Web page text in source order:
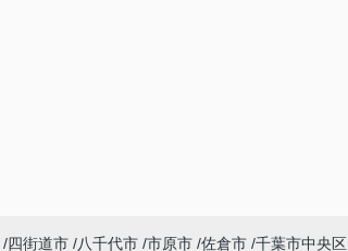
四街道市 八千代市 市原市 佐倉市 千葉市中央区